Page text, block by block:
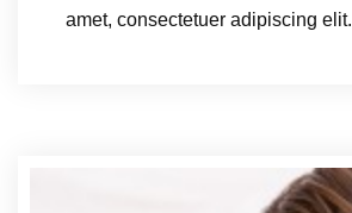
amet, consectetuer adipiscing elit.